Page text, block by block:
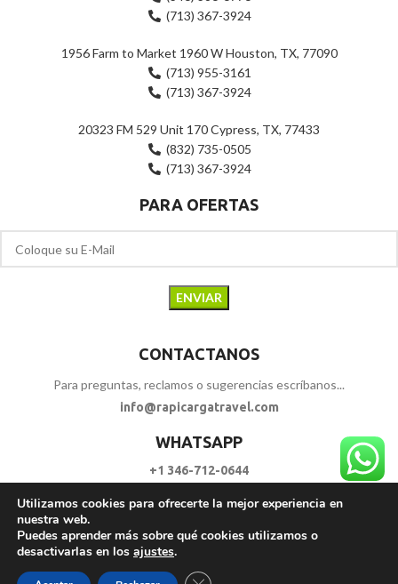
(713) 367-3924
1956 Farm to Market 1960 W Houston, TX, 77090
(713) 955-3161
(713) 367-3924
20323 FM 529 Unit 170 Cypress, TX, 77433
(832) 735-0505
(713) 367-3924
PARA OFERTAS
CONTACTANOS
Para preguntas, reclamos o sugerencias escríbanos...
info@rapicargatravel.com
WHATSAPP
+1 346-712-0644
SIGUENOS
Utilizamos cookies para ofrecerte la mejor experiencia en
nuestra web.
Puedes aprender más sobre qué cookies utilizamos o
desactivarlas en los ajustes.